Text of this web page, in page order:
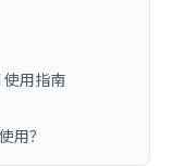
使用指南
用？